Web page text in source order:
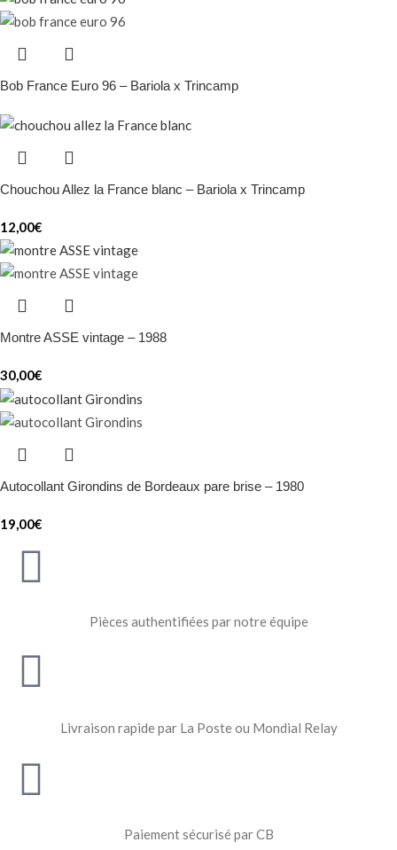
Bob France Euro 96 – Bariola x Trincamp
Chouchou Allez la France blanc – Bariola x Trincamp
12,00€
Montre ASSE vintage – 1988
30,00€
Autocollant Girondins de Bordeaux pare brise – 1980
19,00€
Pièces authentifiées par notre équipe
Livraison rapide par La Poste ou Mondial Relay
Paiement sécurisé par CB